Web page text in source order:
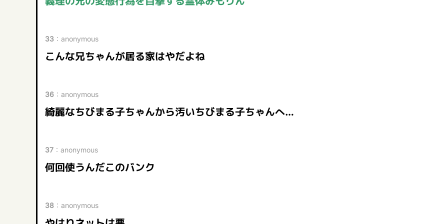
33 ： anonymous
こんな兄ちゃんが居る家はやだよね
36 ： anonymous
綺麗なちびまる子ちゃんから汚いちびまる子ちゃんへ…
37 ： anonymous
何回使うんだこのバンク
38 ： anonymous